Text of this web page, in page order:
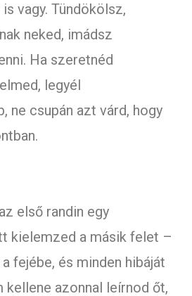
vagy. Tündökölsz,
neked, imádsz
Ha szeretnéd
legyél
ne csupán azt várd, hogy
első randin egy
kielemzed a másik felet –
fejébe, és minden hibáját
kellene azonnal leírnod őt,